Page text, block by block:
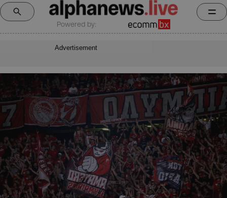
Powered by:
Advertisement